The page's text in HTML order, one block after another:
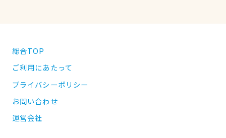
総合TOP
ご利用にあたって
プライバシーポリシー
お問い合わせ
運営会社